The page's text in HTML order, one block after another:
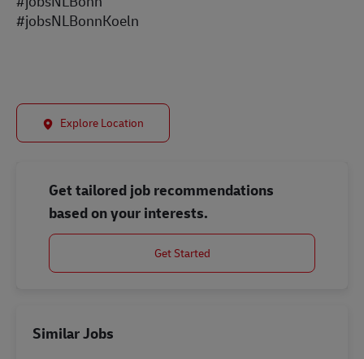
#jobsNLBonnKoeln
Explore Location
Get tailored job recommendations
based on your interests.
Get Started
Similar Jobs